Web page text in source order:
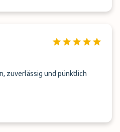
zuverlässig und pünktlich